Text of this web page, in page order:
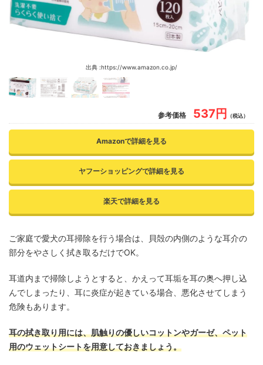
出典 :https://www.amazon.co.jp/
参考価格 537円 （税込）
Amazonで詳細を見る
ヤフーショッピングで詳細を見る
楽天で詳細を見る
ご家庭で愛犬の耳掃除を行う場合は、貝殻の内側のような耳介の
部分をやさしく拭き取るだけでOK。
耳道内まで掃除しようとすると、かえって耳垢を耳の奥へ押し込
んでしまったり、耳に炎症が起きている場合、悪化させてしまう
危険もあります。
耳の拭き取り用には、肌触りの優しいコットンやガーゼ、ペット
用のウェットシートを用意しておきましょう。